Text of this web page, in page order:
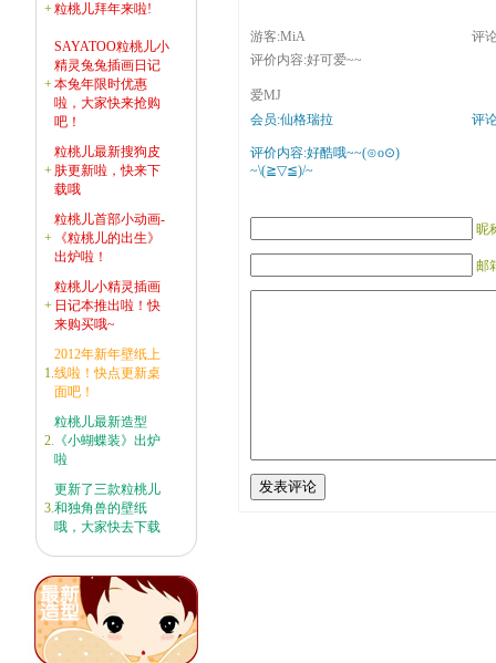
+粒桃儿拜年来啦!
+
SAYATOO粒桃儿小
精灵兔兔插画日记
本兔年限时优惠
啦，大家快来抢购
吧！
+
粒桃儿最新搜狗皮
肤更新啦，快来下
载哦
+
粒桃儿首部小动画-
《粒桃儿的出生》
出炉啦！
+
粒桃儿小精灵插画
日记本推出啦！快
来购买哦~
1.
2012年新年壁纸上
线啦！快点更新桌
面吧！
2.
粒桃儿最新造型
《小蝴蝶装》出炉
啦
3.
更新了三款粒桃儿
和独角兽的壁纸
哦，大家快去下载
游客:MiA
评
评价内容:好可爱~~
爱MJ
会员:仙格瑞拉
评
评价内容:好酷哦~~(⊙o⊙)
~\(≧▽≦)/~
昵
邮